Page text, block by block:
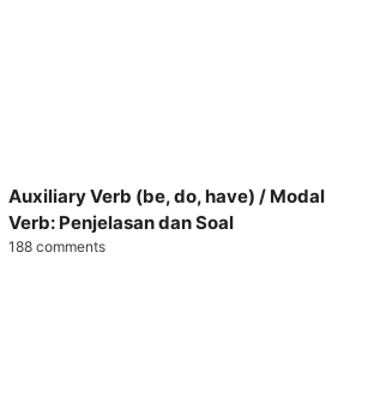
Auxiliary Verb (be, do, have) / Modal
Verb: Penjelasan dan Soal
188 comments